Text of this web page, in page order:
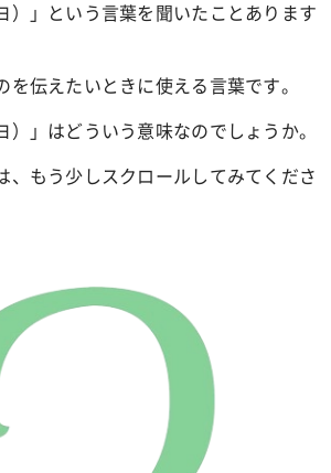
）」という言葉を聞いたことあります
を伝えたいときに使える言葉です。
）」はどういう意味なのでしょうか。
、もう少しスクロールしてみてくださ